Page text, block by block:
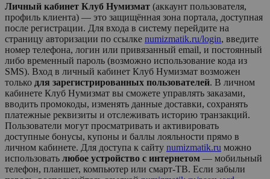
Личный кабинет Клуб Нумизмат (аккаунт пользователя,
профиль клиента) — это защищённая зона портала, доступная
после регистрации. Для входа в систему перейдите на
страницу авторизации по ссылке numizmatik.ru/login, введите
номер телефона, логин или привязанный email, и постоянный
либо временный пароль (возможно использование кода из
SMS). Вход в личный кабинет Клуб Нумизмат возможен
только для зарегистрированных пользователей. В личном
кабинете Клуб Нумизмат вы сможете управлять заказами,
вводить промокоды, изменять данные доставки, сохранять
платежные реквизиты и отслеживать историю транзакций.
Пользователи могут просматривать и активировать
доступные бонусы, купоны и баллы лояльности прямо в
личном кабинете. Для доступа к сайту numizmatik.ru можно
использовать любое устройство с интернетом — мобильный
телефон, планшет, компьютер или смарт-ТВ. Если забыли